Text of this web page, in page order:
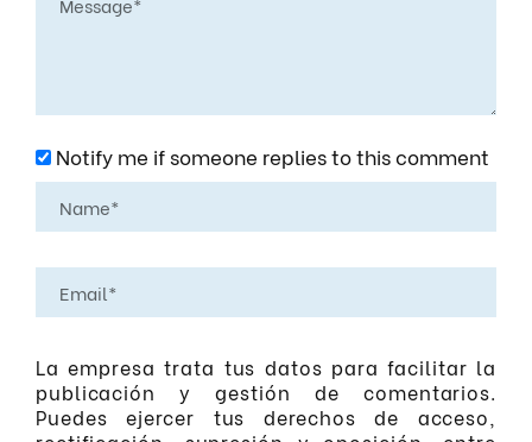
Notify me if someone replies to this comment
La empresa trata tus datos para facilitar la
publicación y gestión de comentarios.
Puedes ejercer tus derechos de acceso,